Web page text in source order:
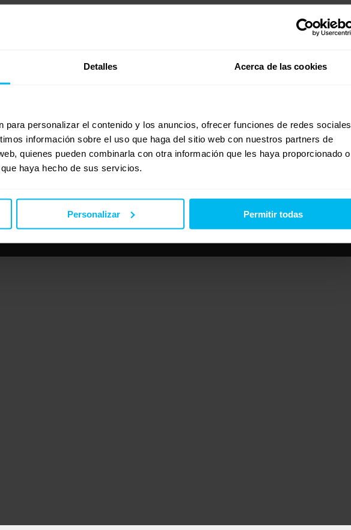
Detalles Acerca de las cookies
para personalizar el contenido y los anuncios, ofrecer funciones de redes sociales
información sobre el uso que haga del sitio web con nuestros partners de
quienes pueden combinarla con otra información que les haya proporcionado o
haya hecho de sus servicios.
Personalizar Permitir todas
¿solución? :(
tipo de firmeza que aconsejan los especialistas de la espalda para evitar ir a los extremos.